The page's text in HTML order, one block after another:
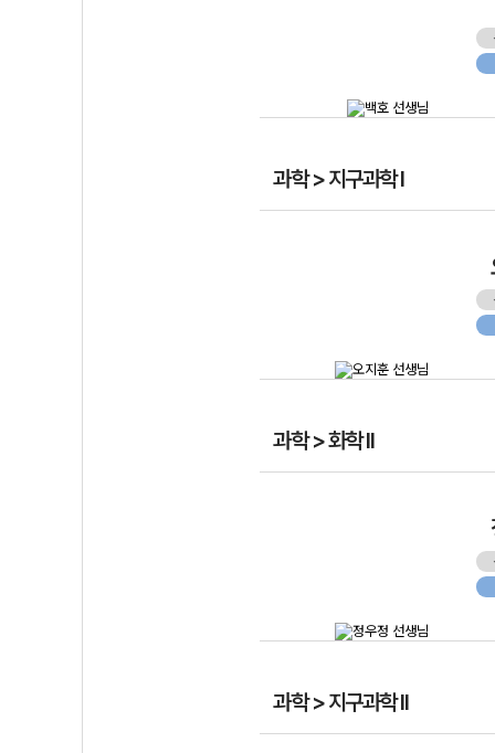
과학 > 지구과학 I
과학 > 화학 II
과학 > 지구과학 II